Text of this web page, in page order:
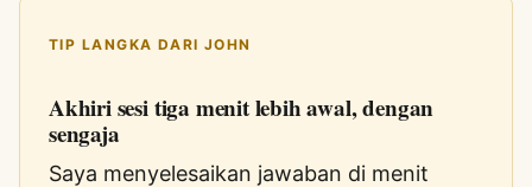
TIP LANGKA DARI JOHN
Akhiri sesi tiga menit lebih awal, dengan
sengaja
Saya menyelesaikan jawaban di menit